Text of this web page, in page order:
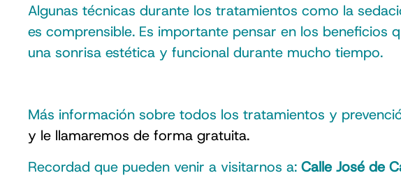
Algunas técnicas durante los tratamientos como la
es comprensible. Es importante pensar en los
una sonrisa estética y funcional durante mucho tiempo.
Más información sobre todos los tratamientos y
y le llamaremos de forma gratuita.
Recordad que pueden venir a visitarnos a: Calle José de